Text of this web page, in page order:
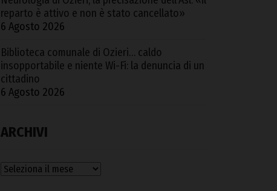
reparto è attivo e non è stato cancellato»
6 Agosto 2026
Biblioteca comunale di Ozieri… caldo
insopportabile e niente Wi-Fi: la denuncia di un
cittadino
6 Agosto 2026
ARCHIVI
Archivi